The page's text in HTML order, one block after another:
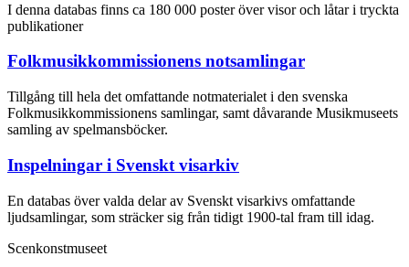
I denna databas finns ca 180 000 poster över visor och låtar i tryckta
publikationer
Folkmusikkommissionens notsamlingar
Tillgång till hela det omfattande notmaterialet i den svenska
Folkmusikkommissionens samlingar, samt dåvarande Musikmuseets
samling av spelmansböcker.
Inspelningar i Svenskt visarkiv
En databas över valda delar av Svenskt visarkivs omfattande
ljudsamlingar, som sträcker sig från tidigt 1900-tal fram till idag.
Scenkonstmuseet